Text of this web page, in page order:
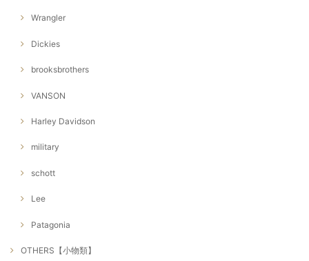
Wrangler
Dickies
brooksbrothers
VANSON
Harley Davidson
military
schott
Lee
Patagonia
OTHERS【小物類】